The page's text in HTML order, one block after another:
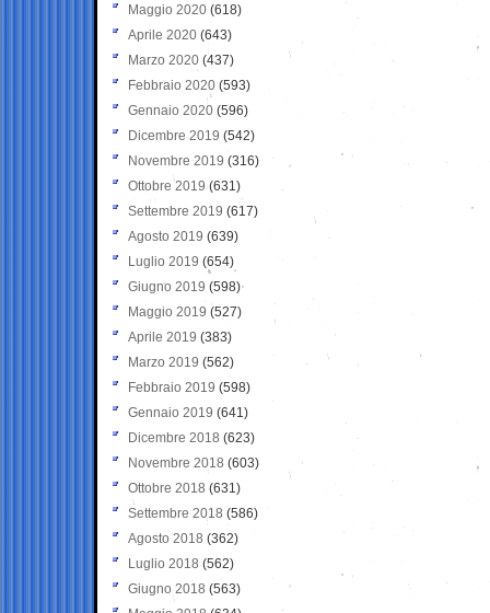
Maggio 2020 (618)
Aprile 2020 (643)
Marzo 2020 (437)
Febbraio 2020 (593)
Gennaio 2020 (596)
Dicembre 2019 (542)
Novembre 2019 (316)
Ottobre 2019 (631)
Settembre 2019 (617)
Agosto 2019 (639)
Luglio 2019 (654)
Giugno 2019 (598)
Maggio 2019 (527)
Aprile 2019 (383)
Marzo 2019 (562)
Febbraio 2019 (598)
Gennaio 2019 (641)
Dicembre 2018 (623)
Novembre 2018 (603)
Ottobre 2018 (631)
Settembre 2018 (586)
Agosto 2018 (362)
Luglio 2018 (562)
Giugno 2018 (563)